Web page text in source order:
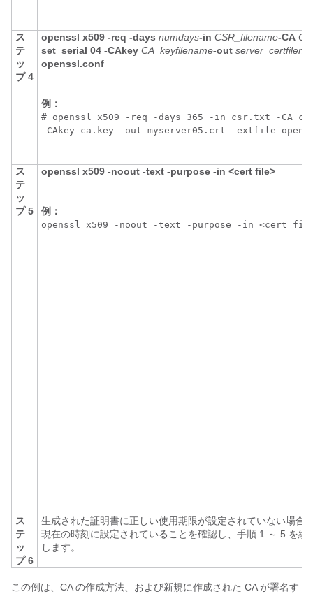
ス
テ
ッ
プ 4
openssl x509 -req -days numdays-in CSR_filename-CA
set_serial 04 -CAkey CA_keyfilename-out
openssl.conf
例：
# openssl x509 -req -days 365 -in csr.txt -CA
-CAkey ca.key -out myserver05.crt -extfile
ス
テ
ッ
プ 5
openssl x509 -noout -text -purpose -in <cert file>
例：
openssl x509 -noout -text -purpose -in <cert
ス
テ
ッ
プ 6
生成された証明書に正しい使用期限が設定されていない場合
現在の時刻に設定されていることを確認し、手順 1 ～ 5 を繰
します。
この例は、CA の作成方法、および新規に作成された CA が署名す